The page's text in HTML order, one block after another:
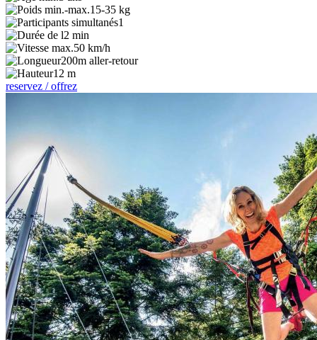
15-35 kg
1
2 min
50 km/h
200m aller-retour
12 m
reservez / offrez